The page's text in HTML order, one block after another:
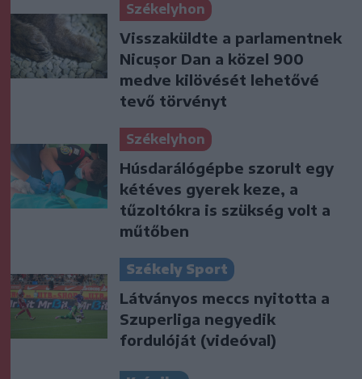
Székelyhon
Visszaküldte a parlamentnek
Nicușor Dan a közel 900
medve kilövését lehetővé
tevő törvényt
Székelyhon
Húsdarálógépbe szorult egy
kétéves gyerek keze, a
tűzoltókra is szükség volt a
műtőben
Székely Sport
Látványos meccs nyitotta a
Szuperliga negyedik
fordulóját (videóval)